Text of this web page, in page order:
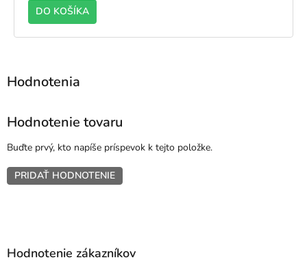
DO KOŠÍKA
Hodnotenie tovaru
Buďte prvý, kto napíše príspevok k tejto položke.
PRIDAŤ HODNOTENIE
Hodnotenie zákazníkov